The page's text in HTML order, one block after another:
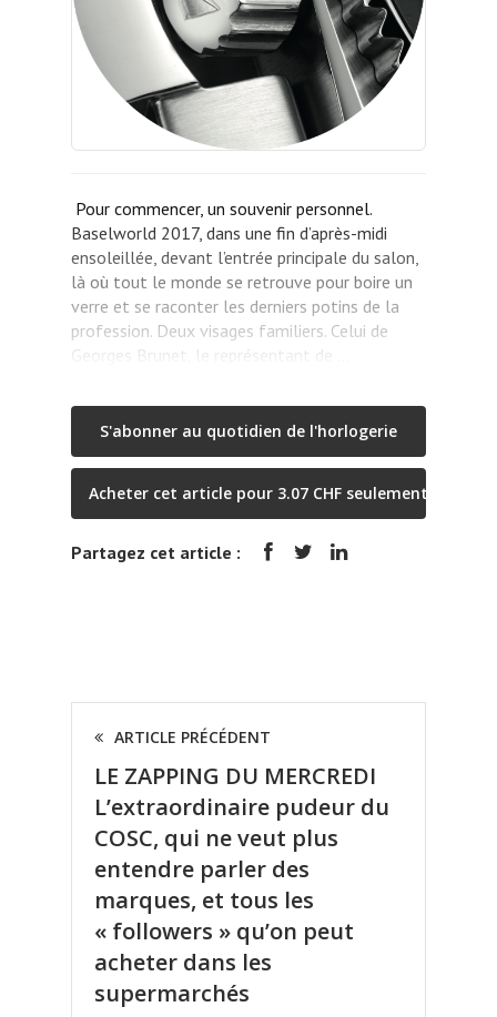
Pour commencer, un souvenir personnel.
Baselworld 2017, dans une fin d’après-midi
ensoleillée, devant l’entrée principale du salon,
là où tout le monde se retrouve pour boire un
verre et se raconter les derniers potins de la
profession. Deux visages familiers. Celui de
Georges Brunet, le représentant de …
S'abonner au quotidien de l'horlogerie
Acheter cet article pour 3.07 CHF seulement
Partagez cet article :
ARTICLE PRÉCÉDENT
LE ZAPPING DU MERCREDI
L’extraordinaire pudeur du
COSC, qui ne veut plus
entendre parler des
marques, et tous les
« followers » qu’on peut
acheter dans les
supermarchés